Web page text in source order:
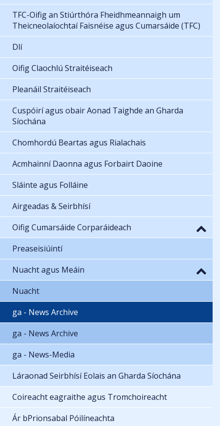
TFC-Oifig an Stiúrthóra Fheidhmeannaigh um
Theicneolaíochtaí Faisnéise agus Cumarsáide (TFC)
Dlí
Oifig Claochlú Straitéiseach
Pleanáil Straitéiseach
Cuspóirí agus obair Aonad Taighde an Gharda
Síochána
Chomhordú Beartas agus Rialachais
Acmhainní Daonna agus Forbairt Daoine
Sláinte agus Folláine
Airgeadas & Seirbhísí
Oifig Cumarsáide Corparáideach
Preaseisiúintí
Nuacht agus Meáin
Nuacht
ga - News Archive
ga - News Archive
ga - News-Media
Láraonad Seirbhísí Eolais an Gharda Síochána
Coireacht eagraithe agus Tromchoireacht
Ár bPrionsabal Póilíneachta